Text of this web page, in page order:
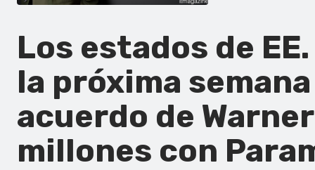
Los estados de
la próxima
acuerdo de
millones con